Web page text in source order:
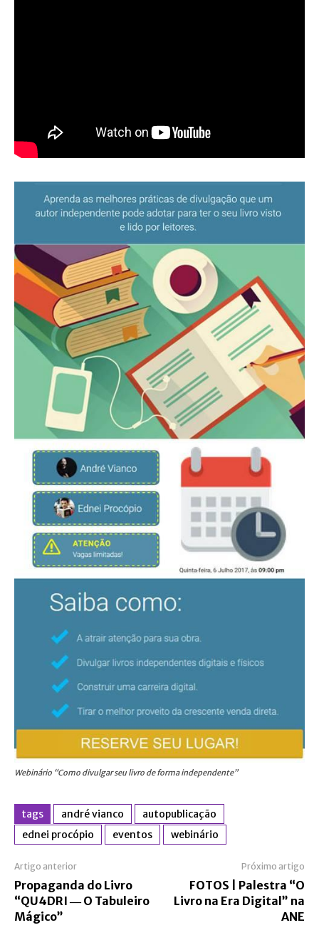
Webinário “Como divulgar seu livro de forma independente”
tags andré vianco
autopublicação
ednei procópio
eventos webinário
Artigo anterior
Propaganda do Livro
“QU4DRI ― O Tabuleiro
Mágico”
Próximo artigo
FOTOS | Palestra “O
Livro na Era Digital” na
ANE